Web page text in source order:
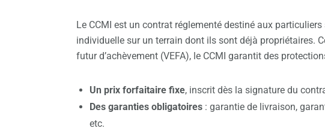
Le CCMI est un contrat réglementé destiné aux
individuelle sur un terrain dont ils sont déjà propriétaires.
futur d’achèvement (VEFA), le CCMI garantit des
Un prix forfaitaire fixe, inscrit dès la signature du
Des garanties obligatoires : garantie de livraison,
etc.